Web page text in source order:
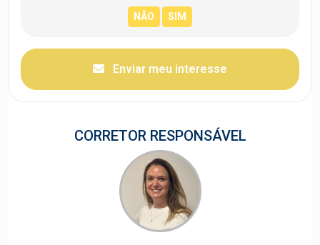
Enviar meu interesse
CORRETOR RESPONSÁVEL